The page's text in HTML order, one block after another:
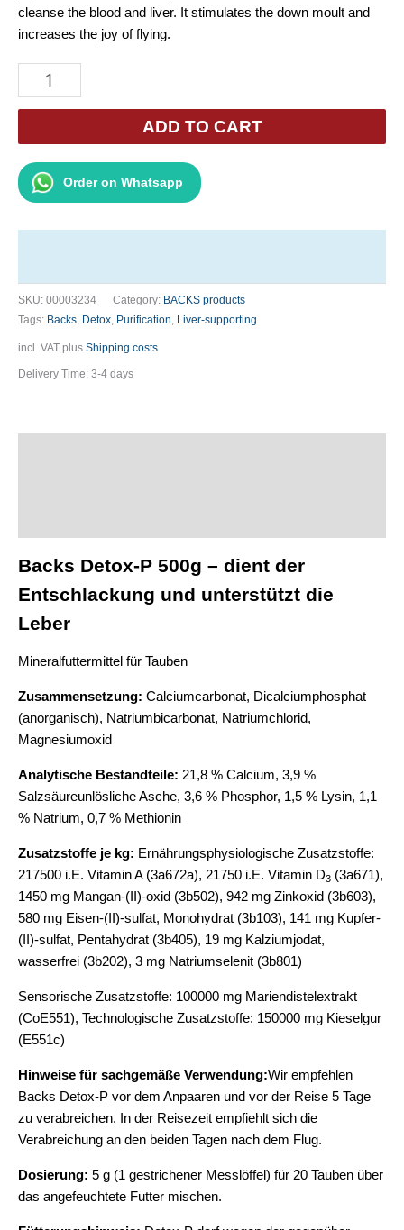
cleanse the blood and liver. It stimulates the down moult and
increases the joy of flying.
Backs
Detox-
500g
quantity
ADD TO CART
Order on Whatsapp
SKU: 00003234 Category: BACKS products
Tags: Backs Detox Purification Liver-supporting
incl. VAT plus Shipping costs
Delivery Time: 3-4 days
Backs Detox-P 500g – dient der
Entschlackung und unterstützt die
Leber
Mineralfuttermittel für Tauben
Zusammensetzung: Calciumcarbonat, Dicalciumphosphat
(anorganisch), Natriumbicarbonat, Natriumchlorid,
Magnesiumoxid
Analytische Bestandteile: 21,8 % Calcium, 3,9 %
Salzsäureunlösliche Asche, 3,6 % Phosphor, 1,5 % Lysin, 1,1
% Natrium, 0,7 % Methionin
Zusatzstoffe je kg: Ernährungsphysiologische Zusatzstoffe:
217500 i.E. Vitamin A (3a672a), 21750 i.E. Vitamin D3 (3a671),
1450 mg Mangan-(II)-oxid (3b502), 942 mg Zinkoxid (3b603),
580 mg Eisen-(II)-sulfat, Monohydrat (3b103), 141 mg Kupfer-
(II)-sulfat, Pentahydrat (3b405), 19 mg Kalziumjodat,
wasserfrei (3b202), 3 mg Natriumselenit (3b801)
Sensorische Zusatzstoffe: 100000 mg Mariendistelextrakt
(CoE551), Technologische Zusatzstoffe: 150000 mg Kieselgur
(E551c)
Hinweise für sachgemäße Verwendung:Wir empfehlen
Backs Detox-P vor dem Anpaaren und vor der Reise 5 Tage
zu verabreichen. In der Reisezeit empfiehlt sich die
Verabreichung an den beiden Tagen nach dem Flug.
Dosierung: 5 g (1 gestrichener Messlöffel) für 20 Tauben über
das angefeuchtete Futter mischen.